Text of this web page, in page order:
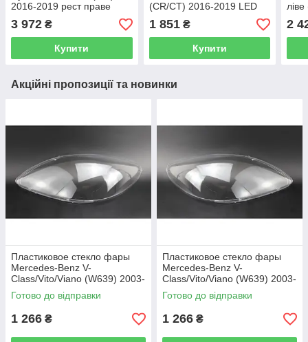
2016-2019 рест праве
(пасажирске)
3 972 ₴
Купити
(CR/CT) 2016-2019 LED
ліве (водійське)
1 851₴
Купити
ліве
2
Акційні пропозиції та новинки
Пластиковое стекло фары
Mercedes-Benz V-
Class/Vito/Viano (W639) 2003-
2010 левое (водительское)
Готово до відправки
1 266 ₴
Пластиковое стекло фары
Mercedes-Benz V-
Class/Vito/Viano (W639) 2003-
2010 правое (пассажирское)
Готово до відправки
1 266 ₴